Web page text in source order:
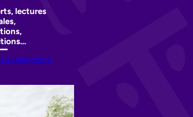
lectures
événements